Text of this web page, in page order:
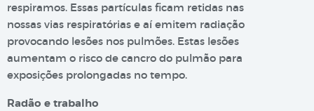
respiramos. Essas partículas ficam retidas nas
nossas vias respiratórias e aí emitem radiação
provocando lesões nos pulmões. Estas lesões
aumentam o risco de cancro do pulmão para
exposições prolongadas no tempo.
Radão e trabalho